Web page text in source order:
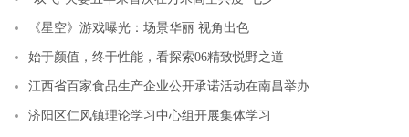
《星空》游戏曝光：场景华丽 视角出色
始于颜值，终于性能，看探索06精致悦野之道
江西省百家食品生产企业公开承诺活动在南昌举办
济阳区仁风镇理论学习中心组开展集体学习